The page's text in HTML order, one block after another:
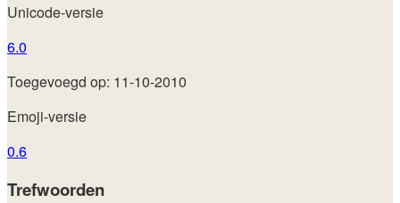
Unicode-versie
6.0
Toegevoegd op: 11-10-2010
Emoji-versie
0.6
Trefwoorden